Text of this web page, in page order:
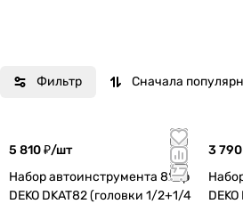
Фильтр Сначала
5 810 ₽/шт
Набор автоинструмента 82пр
DEKO DKAT82 (головки 1/2+1/4
3